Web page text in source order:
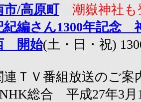
市/高原町
潮嶽神社も
紀編さん1300年記念
開始(土・日・祝)
連ＴＶ番組放送のご案
総合 平成27年3